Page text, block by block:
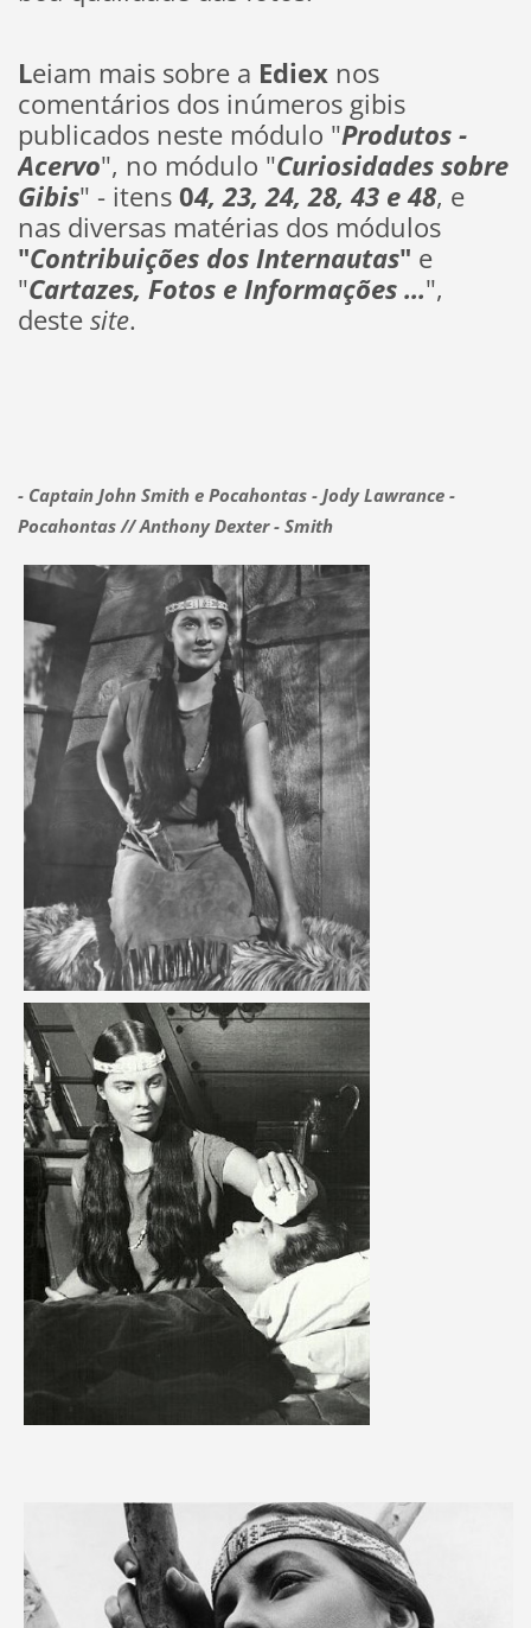
Leiam mais sobre a Ediexnos
comentários dos inúmeros gibis
publicados neste módulo "Produtos -
Acervo", no módulo "Curiosidades sobre
Gibis" - itens04, 23, 24, 28, 43 e 48, e
nas diversas matérias dos módulos
"Contribuições dosInternautas" e
"Cartazes, Fotos e Informações ...",
destesite.
- Captain John Smith e Pocahontas - Jody Lawrance -
Pocahontas // Anthony Dexter - Smith